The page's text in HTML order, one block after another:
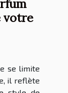
votre
se limite
il reflète